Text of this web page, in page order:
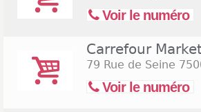
Voir le numéro
Carrefour
79 Rue de Seine
Voir le numéro